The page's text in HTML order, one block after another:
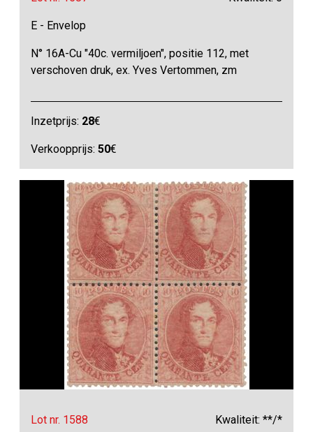
E - Envelop
N° 16A-Cu "40c. vermiljoen", positie 112, met
verschoven druk, ex. Yves Vertommen, zm
Inzetprijs: 28€
Verkoopprijs:50€
Lot nr. 1588 Kwaliteit: **/*